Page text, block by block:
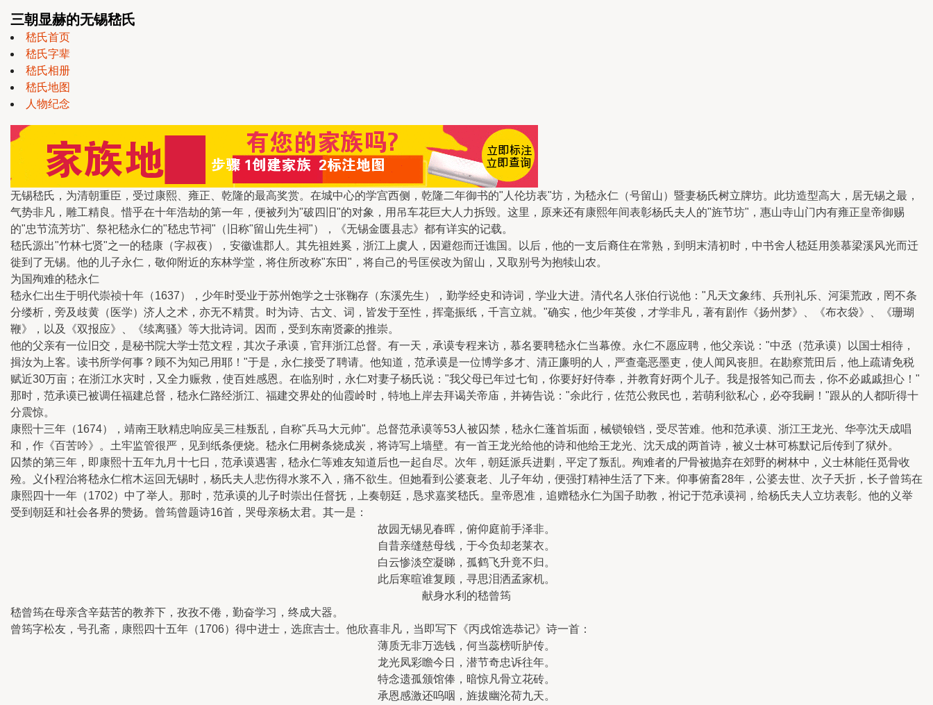
三朝显赫的无锡嵇氏
嵇氏首页
嵇氏字辈
嵇氏相册
嵇氏地图
人物纪念
无锡嵇氏，为清朝重臣，受过康熙、雍正、乾隆的最高奖赏。在城中心的学宫西侧，乾隆二年御书的"人伦坊表"坊，为嵇永仁（号留山）暨妻杨氏树立牌坊。此坊造型高大，居无锡之最，
气势非凡，雕工精良。惜乎在十年浩劫的第一年，便被列为"破四旧"的对象，用吊车花巨大人力拆毁。这里，原来还有康熙年间表彰杨氏夫人的"旌节坊"，惠山寺山门内有雍正皇帝御赐
的"忠节流芳坊"、祭祀嵇永仁的"嵇忠节祠"（旧称"留山先生祠"），《无锡金匮县志》都有详实的记载。
嵇氏源出"竹林七贤"之一的嵇康（字叔夜），安徽谯郡人。其先祖姓奚，浙江上虞人，因避怨而迁谯国。以后，他的一支后裔住在常熟，到明末清初时，中书舍人嵇廷用羡慕梁溪风光而迁
徙到了无锡。他的儿子永仁，敬仰附近的东林学堂，将住所改称"东田"，将自己的号匡侯改为留山，又取别号为抱犊山农。
为国殉难的嵇永仁
嵇永仁出生于明代崇祯十年（1637），少年时受业于苏州饱学之士张鞠存（东溪先生），勤学经史和诗词，学业大进。清代名人张伯行说他："凡天文象纬、兵刑礼乐、河渠荒政，罔不条
分缕析，旁及歧黄（医学）济人之术，亦无不精贯。时为诗、古文、词，皆发于至性，挥毫振纸，千言立就。"确实，他少年英俊，才学非凡，著有剧作《扬州梦》、《布衣袋》、《珊瑚
鞭》，以及《双报应》、《续离骚》等大批诗词。因而，受到东南贤豪的推崇。
他的父亲有一位旧交，是秘书院大学士范文程，其次子承谟，官拜浙江总督。有一天，承谟专程来访，慕名要聘嵇永仁当幕僚。永仁不愿应聘，他父亲说："中丞（范承谟）以国士相待，
揖汝为上客。读书所学何事？顾不为知己用耶！"于是，永仁接受了聘请。他知道，范承谟是一位博学多才、清正廉明的人，严查毫恶墨吏，使人闻风丧胆。在勘察荒田后，他上疏请免税
赋近30万亩；在浙江水灾时，又全力赈救，使百姓感恩。在临别时，永仁对妻子杨氏说："我父母已年过七旬，你要好好侍奉，并教育好两个儿子。我是报答知己而去，你不必戚戚担心！"
那时，范承谟已被调任福建总督，嵇永仁路经浙江、福建交界处的仙霞岭时，特地上岸去拜谒关帝庙，并祷告说："余此行，佐范公救民也，若萌利欲私心，必夺我嗣！"跟从的人都听得十
分震惊。
康熙十三年（1674），靖南王耿精忠响应吴三桂叛乱，自称"兵马大元帅"。总督范承谟等53人被囚禁，嵇永仁蓬首垢面，械锁锒铛，受尽苦难。他和范承谟、浙江王龙光、华亭沈天成唱
和，作《百苦吟》。土牢监管很严，见到纸条便烧。嵇永仁用树条烧成炭，将诗写上墙壁。有一首王龙光给他的诗和他给王龙光、沈天成的两首诗，被义士林可栋默记后传到了狱外。
囚禁的第三年，即康熙十五年九月十七日，范承谟遇害，嵇永仁等难友知道后也一起自尽。次年，朝廷派兵进剿，平定了叛乱。殉难者的尸骨被抛弃在郊野的树林中，义士林能任觅骨收
殓。义仆程治将嵇永仁棺木运回无锡时，杨氏夫人悲伤得水浆不入，痛不欲生。但她看到公婆衰老、儿子年幼，便强打精神生活了下来。仰事俯畜28年，公婆去世、次子夭折，长子曾筠在
康熙四十一年（1702）中了举人。那时，范承谟的儿子时崇出任督抚，上奏朝廷，恳求嘉奖嵇氏。皇帝恩准，追赠嵇永仁为国子助教，祔记于范承谟祠，给杨氏夫人立坊表彰。他的义举
受到朝廷和社会各界的赞扬。曾筠曾题诗16首，哭母亲杨太君。其一是：
故园无锡见春晖，俯仰庭前手泽非。
自昔亲缝慈母线，于今负却老莱衣。
白云惨淡空凝睇，孤鹤飞升竟不归。
此后寒暄谁复顾，寻思泪洒孟家机。
献身水利的嵇曾筠
嵇曾筠在母亲含辛菇苦的教养下，孜孜不倦，勤奋学习，终成大器。
曾筠字松友，号孔斋，康熙四十五年（1706）得中进士，选庶吉士。他欣喜非凡，当即写下《丙戌馆选恭记》诗一首：
薄质无非万选钱，何当蕊榜听胪传。
龙光凤彩瞻今日，潜节奇忠诉往年。
特念遗孤颁馆俸，暗惊凡骨立花砖。
承恩感激还呜咽，旌拔幽沦荷九天。